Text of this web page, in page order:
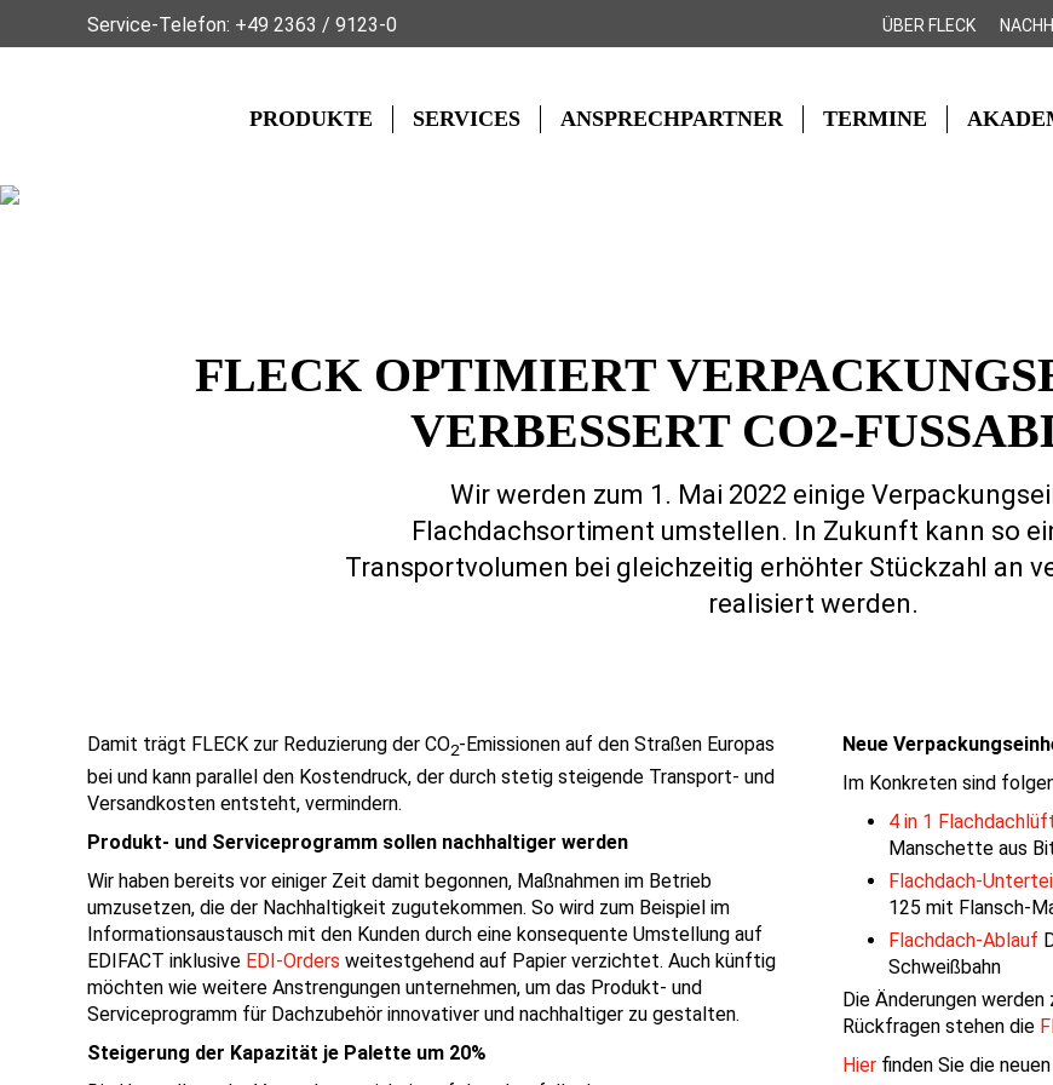
Service-Telefon: +49 2363 / 9123-0 ÜBER FLECK
PRODUKTE SERVICES ANSPRECHPARTNER TERMINE
FLECK OPTIMIERT
VERBESSERT CO2-
Wir werden zum 1. Mai 2022 einige
Flachdachsortiment umstellen. In Zukunft kann so
Transportvolumen bei gleichzeitig erhöhter Stückzahl an
realisiert werden.
Damit trägt FLECK zur Reduzierung der CO2-Emissionen auf den Straßen Europas
bei und kann parallel den Kostendruck, der durch stetig steigende Transport- und
Versandkosten entsteht, vermindern.
Produkt- und Serviceprogramm sollen nachhaltiger werden
Wir haben bereits vor einiger Zeit damit begonnen, Maßnahmen im Betrieb
umzusetzen, die der Nachhaltigkeit zugutekommen. So wird zum Beispiel im
Informationsaustausch mit den Kunden durch eine konsequente Umstellung auf
EDIFACT inklusive EDI-Orders weitestgehend auf Papier verzichtet. Auch künftig
möchten wie weitere Anstrengungen unternehmen, um das Produkt- und
Serviceprogramm für Dachzubehör innovativer und nachhaltiger zu gestalten.
Steigerung der Kapazität je Palette um 20%
Neue
Im Konkreten sind
4 in 1
Manschette aus
Flachdach-
125 mit Flansch-
Flachdach-Ablauf
Schweißbahn
Die Änderungen werden
Rückfragen stehen die
Hier finden Sie die